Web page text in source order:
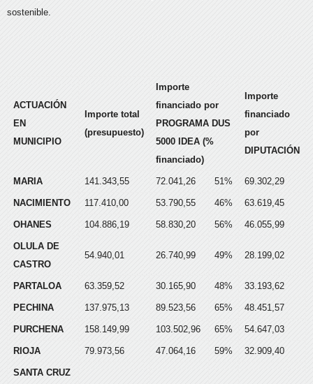
sostenible.
ACTUACIÓN
EN
MUNICIPIO
Importe total
(presupuesto)
Importe
financiado por
PROGRAMA DUS
5000 IDEA (%
financiado)
Importe
financiado
por
DIPUTACIÓN
MARIA 141.343,55 72.041,26 51% 69.302,29
NACIMIENTO 117.410,00 53.790,55 46% 63.619,45
OHANES 104.886,19 58.830,20 56% 46.055,99
OLULA DE
CASTRO
54.940,01 26.740,99 49% 28.199,02
PARTALOA 63.359,52 30.165,90 48% 33.193,62
PECHINA 137.975,13 89.523,56 65% 48.451,57
PURCHENA 158.149,99 103.502,96 65% 54.647,03
RIOJA 79.973,56 47.064,16 59% 32.909,40
SANTA CRUZ